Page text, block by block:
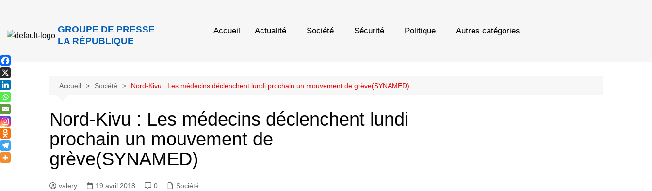
GROUPE DE PRESSE
LA RÉPUBLIQUE
Accueil Actualité Société Sécurité Politique Autres catégories
Accueil Société Nord-Kivu : Les médecins déclenchent lundi prochain un mouvement de grève(SYNAMED)
Nord-Kivu : Les médecins déclenchent lundi
prochain un mouvement de
grève(SYNAMED)
valery 19 avril 2018 0 Société